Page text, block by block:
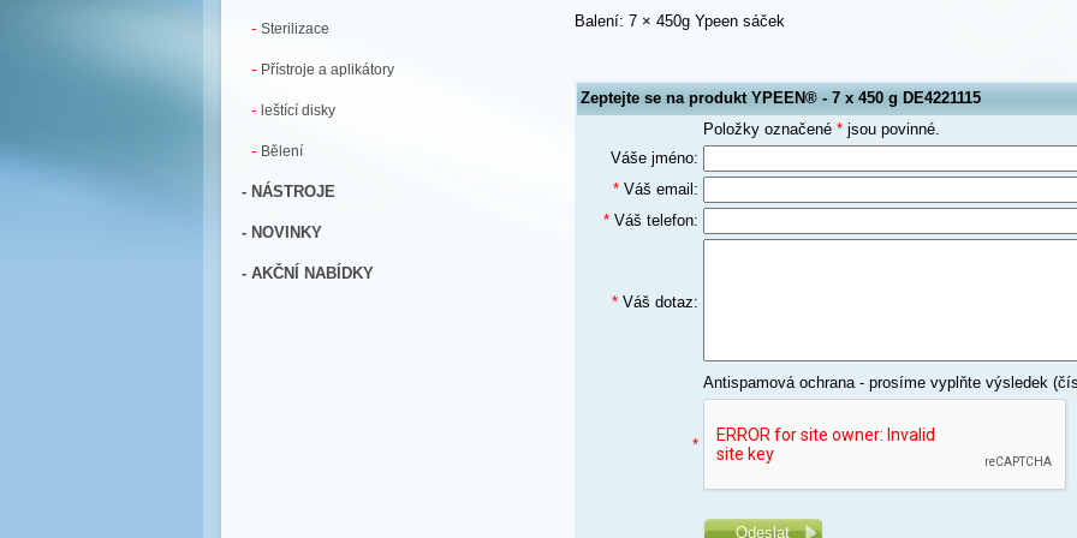
- Sterilizace
- Přístroje a aplikátory
- leštící disky
- Bělení
- NÁSTROJE
- NOVINKY
- AKČNÍ NABÍDKY
Balení: 7 × 450g Ypeen sáček
Zeptejte se na produkt YPEEN® - 7 x 450 g DE4221115
Položky označené *jsou povinné.
Váše jméno:
*Váš email:
*Váš telefon:
*Váš dotaz:
Antispamová ochrana - prosíme vyplňte výsledek
*